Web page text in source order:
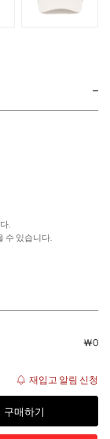
.
수 있습니다.
￦0
재입고 알림 신청
구매하기